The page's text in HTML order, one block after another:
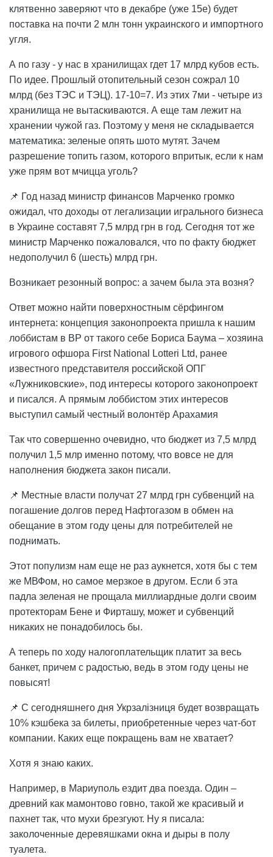
клятвенно заверяют что в декабре (уже 15е) будет
поставка на почти 2 млн тонн украинского и импортного
угля.
А по газу - у нас в хранилищах гдет 17 млрд кубов есть.
По идее. Прошлый отопительный сезон сожрал 10
млрд (без ТЭС и ТЭЦ). 17-10=7. Из этих 7ми - четыре из
хранилища не вытаскиваются. А еще там лежит на
хранении чужой газ. Поэтому у меня не складывается
математика: зеленые опять шото мутят. Зачем
разрешение топить газом, которого впритык, если к нам
уже прям вот мчицца уголь?
📌 Год назад министр финансов Марченко громко
ожидал, что доходы от легализации игрального бизнеса
в Украине составят 7,5 млрд грн в год. Сегодня тот же
министр Марченко пожаловался, что по факту бюджет
недополучил 6 (шесть) млрд грн.
Возникает резонный вопрос: а зачем была эта возня?
Ответ можно найти поверхностным сёрфингом
интернета: концепция законопроекта пришла к нашим
лоббистам в ВР от такого себе Бориса Баума – хозяина
игрового офшора First National Lotteri Ltd, ранее
известного представителя российской ОПГ
«Лужниковские», под интересы которого законопроект
и писался. А прямым лоббистом этих интересов
выступил самый честный волонтёр Арахамия
Так что совершенно очевидно, что бюджет из 7,5 млрд
получил 1,5 млр именно потому, что вовсе не для
наполнения бюджета закон писали.
📌 Местные власти получат 27 млрд грн субвенций на
погашение долгов перед Нафтогазом в обмен на
обещание в этом году цены для потребителей не
поднимать.
Этот популизм нам еще не раз аукнется, хотя бы с тем
же МВФом, но самое мерзкое в другом. Если б эта
падла зеленая не прощала миллиардные долги своим
протекторам Бене и Фирташу, может и субвенций
никаких не понадобилось бы.
А теперь по ходу налогоплательщик платит за весь
банкет, причем с радостью, ведь в этом году цены не
повысят!
📌 С сегодняшнего дня Укрзалізниця будет возвращать
10% кэшбека за билеты, приобретенные через чат-бот
компании. Каких еще покращень вам не хватает?
Хотя я знаю каких.
Например, в Мариуполь ездит два поезда. Один –
древний как мамонтово говно, такой же красивый и
пахнет так, что мухи брезгуют. Ну я писала:
заколоченные деревяшками окна и дыры в полу
туалета.